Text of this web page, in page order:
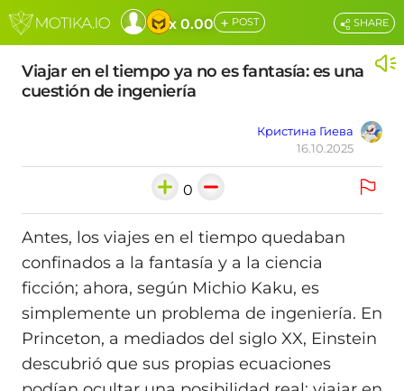
x 0.00 + POST
Viajar en el tiempo ya no es fantasía: es una
cuestión de ingeniería
Кристина Гиева
16.10.2025
SHARE
0
Antes, los viajes en el tiempo quedaban
confinados a la fantasía y a la ciencia
ficción; ahora, según Michio Kaku, es
simplemente un problema de ingeniería. En
Princeton, a mediados del siglo XX, Einstein
descubrió que sus propias ecuaciones